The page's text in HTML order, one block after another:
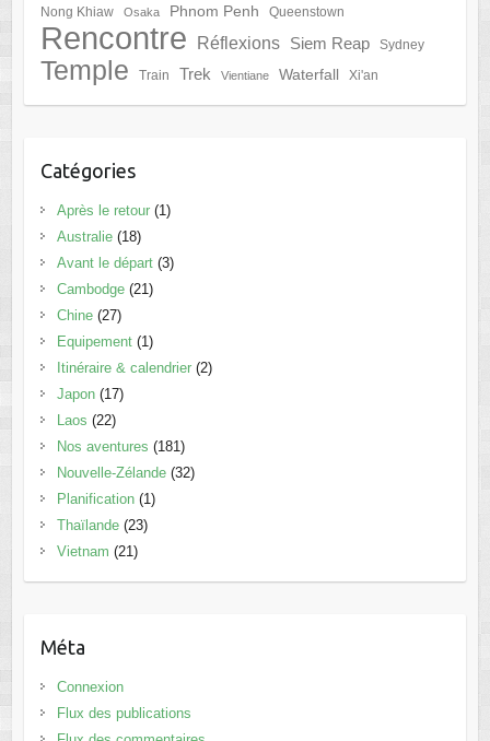
Nong Khiaw Osaka Phnom Penh Queenstown
Rencontre Réflexions Siem Reap Sydney
Temple Train Trek Vientiane Waterfall Xi'an
Catégories
Après le retour(1)
Australie(18)
Avant le départ(3)
Cambodge(21)
Chine(27)
Equipement(1)
Itinéraire & calendrier(2)
Japon(17)
Laos (22)
Nos aventures (181)
Nouvelle-Zélande(32)
Planification(1)
Thaïlande(23)
Vietnam (21)
Méta
Connexion
Flux des publications